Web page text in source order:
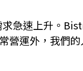
急速上升。
運外，我們